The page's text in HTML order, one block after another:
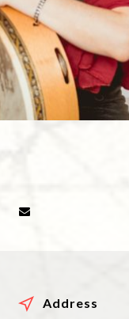
Address